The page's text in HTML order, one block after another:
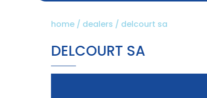
home / dealers / delcourt sa
DELCOURT SA